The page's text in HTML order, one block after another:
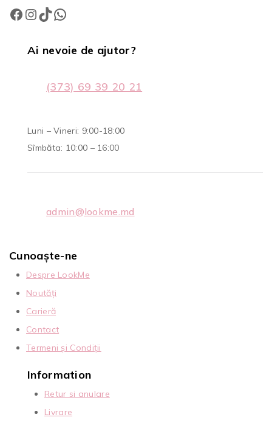
Ai nevoie de ajutor?
(373) 69 39 20 21
Luni – Vineri: 9:00-18:00
Sîmbăta: 10:00 – 16:00
admin@lookme.md
Cunoaște-ne
Despre LookMe
Noutăți
Carieră
Contact
Termeni și Condiții
Information
Retur si anulare
Livrare